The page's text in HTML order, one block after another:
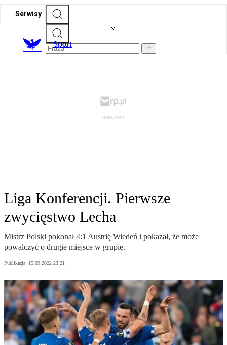
Serwisy
Sport
Liga Konferencji. Pierwsze
zwycięstwo Lecha
Mistrz Polski pokonał 4:1 Austrię Wiedeń i pokazał, że może
powalczyć o drugie miejsce w grupie.
Publikacja: 15.09.2022 23:21